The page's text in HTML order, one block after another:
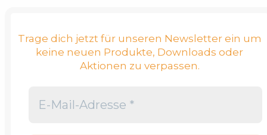
Trage dich jetzt für unseren Newsletter ein um
keine neuen Produkte, Downloads oder
Aktionen zu verpassen.